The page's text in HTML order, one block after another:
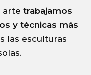
arte trabajamos
y técnicas más
las esculturas